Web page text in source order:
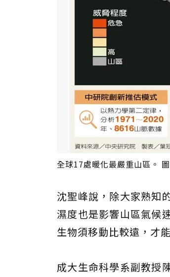
全球17處暖化最嚴重山區。
沈聖峰說，除大家熟知
濕度也是影響山區氣候
生物須移動比較遠，才
成大生命科學系副教授